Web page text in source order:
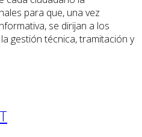
para que, una vez
se dirijan a los
gestión técnica, tramitación y